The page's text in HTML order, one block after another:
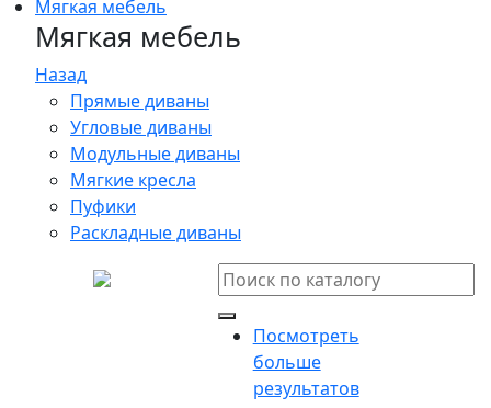
Мягкая мебель
Мягкая мебель
Назад
Прямые диваны
Угловые диваны
Модульные диваны
Мягкие кресла
Пуфики
Раскладные диваны
Посмотреть
больше
результатов